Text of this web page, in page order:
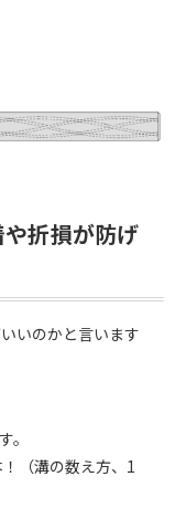
折損が防げ
いのかと言います
。
（溝の数え方、1